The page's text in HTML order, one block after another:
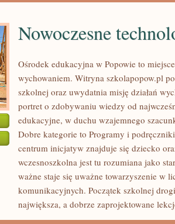
Nowoczesne
Ośrodek edukacyjna w Popowie to
wychowaniem. Witryna szkolapopow.pl
szkolnej oraz uwydatnia misję działań
portret o zdobywaniu wiedzy od
edukacyjne, w duchu wzajemnego
Dobre kategorie to Programy i
centrum inicjatyw znajduje się dziecko
wczesnoszkolna jest tu rozumiana jako
ważne staje się uważne towarzyszenie w
komunikacyjnych. Początek szkolnej
największa, a dobrze zaprojektowane